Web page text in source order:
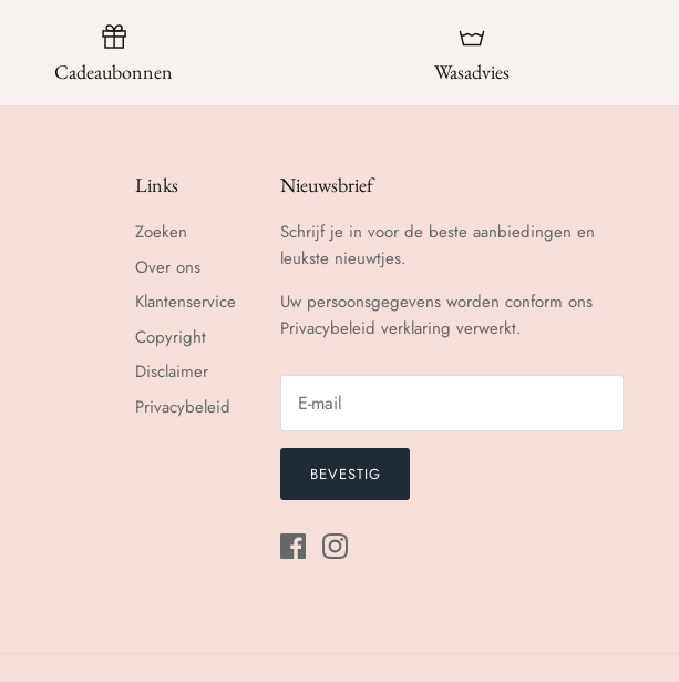
Cadeaubonnen Wasadvies
Links
Zoeken
Over ons
Klantenservice
Copyright
Disclaimer
Privacybeleid
Nieuwsbrief
Schrijf je in voor de beste aanbiedingen en
leukste nieuwtjes.
Uw persoonsgegevens worden conform ons
Privacybeleid verklaring verwerkt.
BEVESTIG